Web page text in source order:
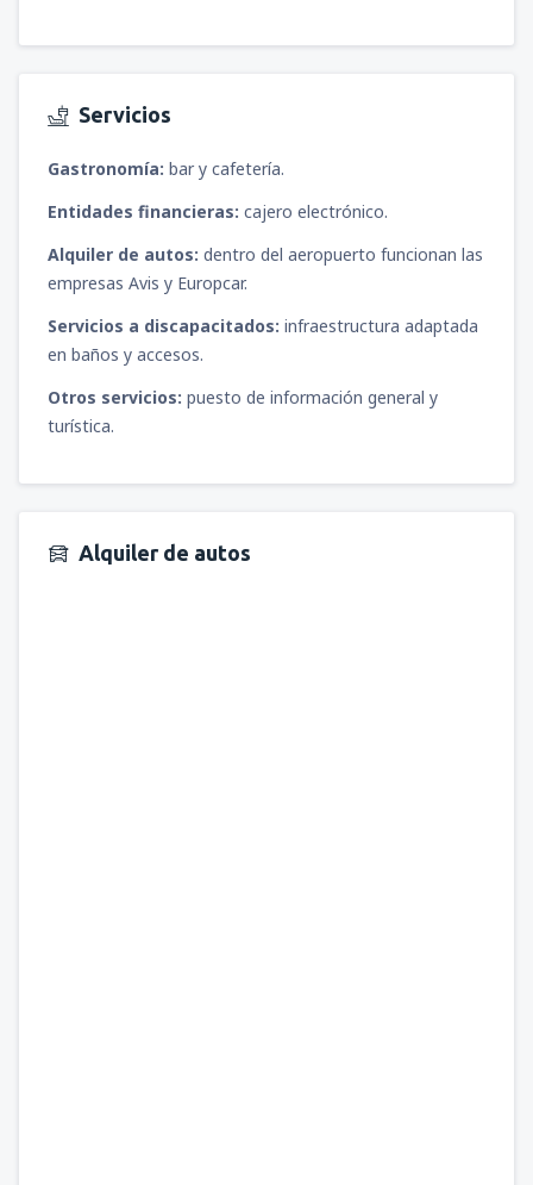
Servicios
Gastronomía: bar y cafetería.
Entidades financieras: cajero electrónico.
Alquiler de autos: dentro del aeropuerto funcionan las
empresas Avis y Europcar.
Servicios a discapacitados: infraestructura adaptada
en baños y accesos.
Otros servicios: puesto de información general y
turística.
Alquiler de autos